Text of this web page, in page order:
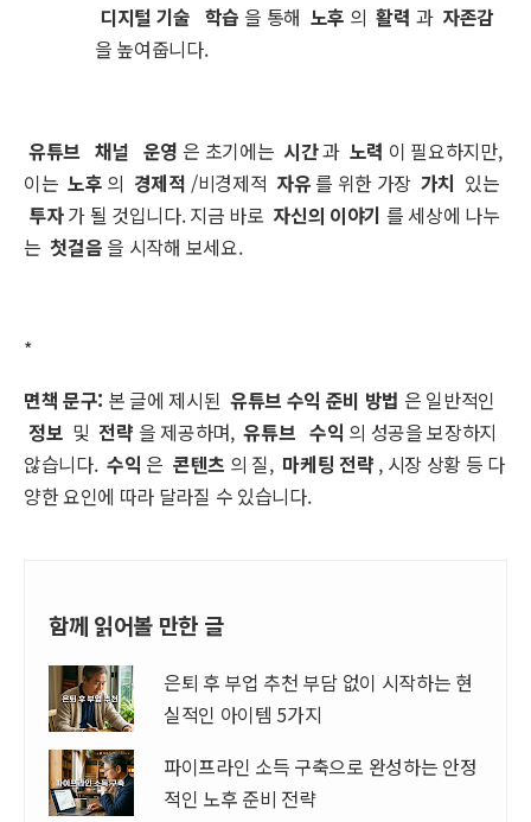
디지털 기술 학습 을 통해 노후 의 활력 과 자존감
을 높여줍니다.
유튜브 채널 운영 은 초기에는 시간과 노력 이 필요하지만,
이는 노후 의 경제적 /비경제적 자유를 위한 가장 가치 있는
투자가 될 것입니다. 지금 바로 자신의 이야기 를 세상에 나누
는 첫걸음 을 시작해 보세요.
*
면책 문구: 본 글에 제시된 유튜브 수익 준비 방법 은 일반적인
정보 및 전략 을 제공하며, 유튜브 수익 의 성공을 보장하지
않습니다. 수익 은 콘텐츠 의 질, 마케팅 전략 , 시장 상황 등 다
양한 요인에 따라 달라질 수 있습니다.
함께 읽어볼 만한 글
은퇴 후 부업 추천 부담 없이 시작하는 현
실적인 아이템 5가지
파이프라인 소득 구축으로 완성하는 안정
적인 노후 준비 전략